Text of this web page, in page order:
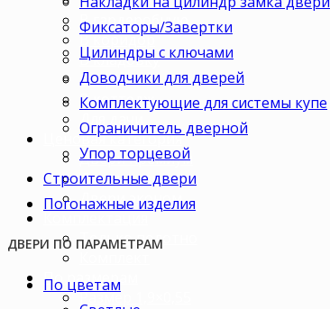
В гардеробную
В коридор
В кладовку
В офис
В коттедж
Для дачи
Ценовая категория
Двери премиум
Двери стандарт
Двери эконом
Только полотно
По размерам
Размер 1,9×0,55
Фиксаторы/Завертки
Цилиндры с ключами
Доводчики для дверей
Комплектующие для системы купе
Ограничитель дверной
Упор торцевой
Строительные двери
Погонажные изделия
ДВЕРИ ПО ПАРАМЕТРАМ
По цветам